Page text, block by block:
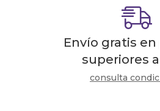
Envío gratis
superiores a
consulta